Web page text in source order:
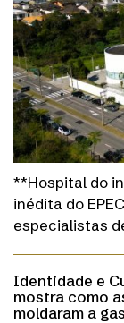
**Hospital do
inédita do
especialistas
Identidade e
mostra como
moldaram a